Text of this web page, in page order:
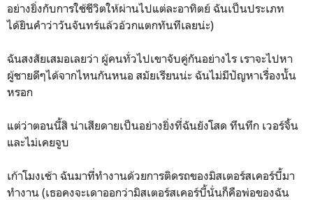
อย่างยิ่งกับการใช้ชีวิตให้ผ่านไปแต่ละอาทิตย์ ฉันเป็นประเภท
ได้ยินคำว่าวันจันทร์แล้วอ้วกแตกทันทีเลยน่ะ)
ฉันสงสัยเสมอเลยว่า ผู้คนทั่วไปเขาจับคู่กันอย่างไร เราจะไปหา
ผู้ชายดีๆได้จากไหนกันหนอ สมัยเรียนน่ะ ฉันไม่มีปัญหาเรื่องนั้น
หรอก
แต่ว่าตอนนี้สิ น่าเสียดายเป็นอย่างยิ่งที่ฉันยังโสด ทึนทึก เวอร์จิ้น
และไม่เคยจูบ
เก้าโมงเช้า ฉันมาที่ทำงานด้วยการติดรถของมิสเตอร์สเคอร์บี้มา
ทำงาน (เธอคงจะเดาออกว่ามิสเตอร์สเคอร์บี้นั่นก็คือพ่อของฉัน